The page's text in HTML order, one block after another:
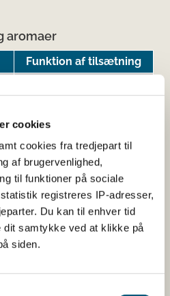
cookies
cookies fra tredjepart til
af brugervenlighed,
til funktioner på sociale
registreres IP-adresser,
Du kan til enhver tid
samtykke ved at klikke på
siden.
aromaer
Funktion af tilsætning
Fyldemiddel
Antiklumpningsmiddel
Antiklumpningsmiddel
detaljerede